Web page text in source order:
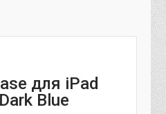
для iPad
Blue